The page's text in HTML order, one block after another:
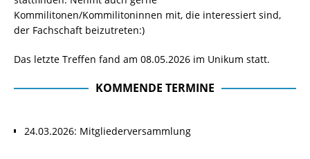
Kommilitonen/Kommilitoninnen mit, die interessiert sind,
der Fachschaft beizutreten:)
Das letzte Treffen fand am 08.05.2026 im Unikum statt.
KOMMENDE TERMINE
24.03.2026: Mitgliederversammlung